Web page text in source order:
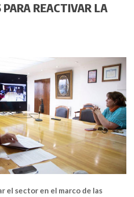
REACTIVAR LA
el sector en el marco de las